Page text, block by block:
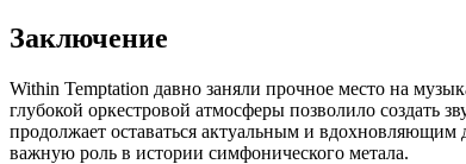
Заключение
Within Temptation давно заняли прочное место на
глубокой оркестровой атмосферы позволило создать
продолжает оставаться актуальным и
важную роль в истории симфонического метала.